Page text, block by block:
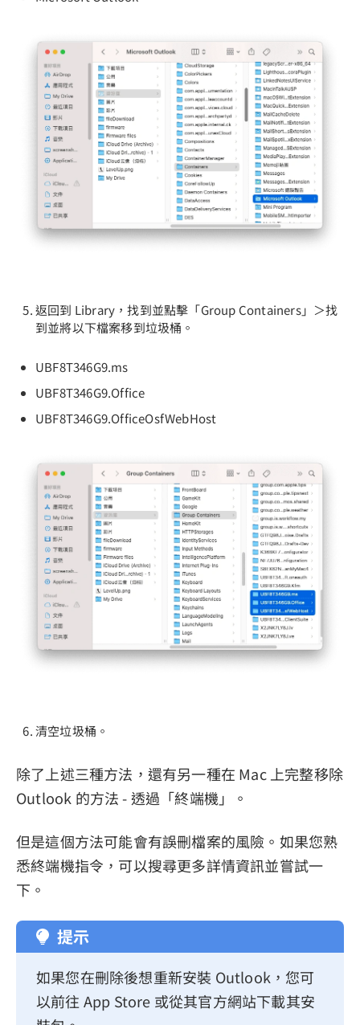
返回到 Library，找到並點擊「Group Containers」＞找
到並將以下檔案移到垃圾桶。
UBF8T346G9.ms
UBF8T346G9.Office
UBF8T346G9.OfficeOsfWebHost
清空垃圾桶。
除了上述三種方法，還有另一種在 Mac 上完整移除
Outlook 的方法 - 透過「終端機」。
但是這個方法可能會有誤刪檔案的風險。如果您熟
悉終端機指令，可以搜尋更多詳情資訊並嘗試一
下。
提示
如果您在刪除後想重新安裝 Outlook，您可
以前往 App Store 或從其官方網站下載其安